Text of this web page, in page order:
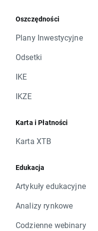
Oszczędności
Plany Inwestycyjne
Odsetki
IKE
IKZE
Karta i Płatności
Karta XTB
Edukacja
Artykuły edukacyjne
Analizy rynkowe
Codzienne webinary